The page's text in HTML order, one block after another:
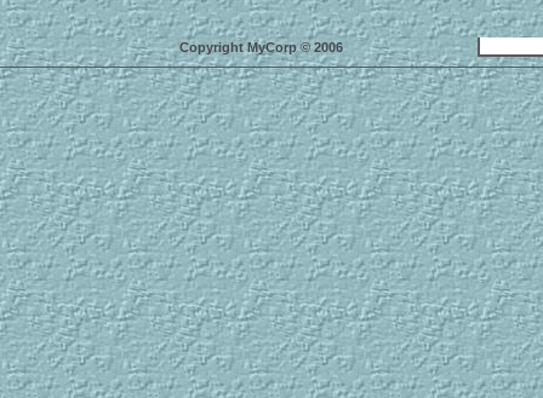
Copyright MyCorp © 2006